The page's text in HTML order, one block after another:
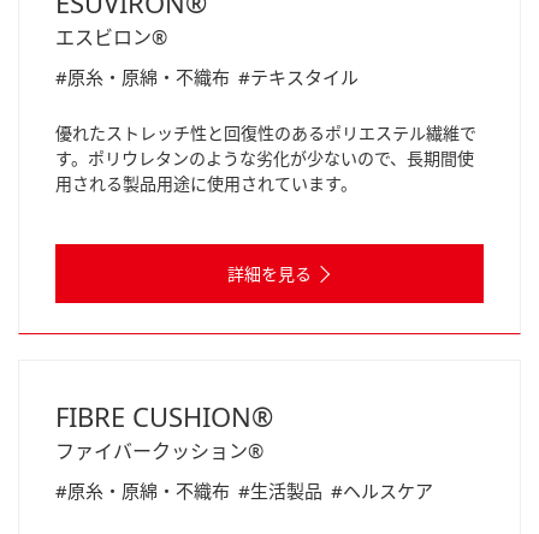
エスビロン®
#原糸・原綿・不織布 #テキスタイル
優れたストレッチ性と回復性のあるポリエステル繊維で
す。ポリウレタンのような劣化が少ないので、長期間使
用される製品用途に使用されています。
詳細を見る
FIBRE CUSHION®
ファイバークッション®
#原糸・原綿・不織布 #生活製品 #ヘルスケア